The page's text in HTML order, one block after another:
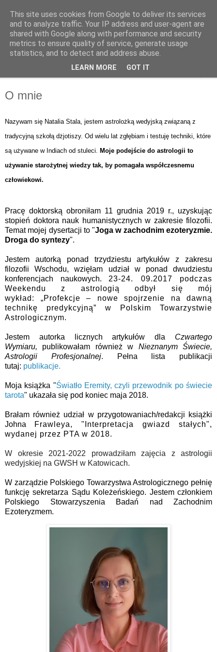
Odcienie Tarota
Tarot. Duchowość. Astrologia. Medytacja.
O mnie
Nazywam się Natalia Stala, jestem astrolożką wedyjską związaną z
tradycyjną szkołą dżjotiszy. Od wielu lat zgłębiam i testuję techniki, które
są używane w Indiach od stuleci.
Moje podejście do astrologii to
używanie starożytnej wiedzy tak, by pomagała współczesnemu
człowiekowi.
Pracę doktorską obroniłam 11 grudnia 2019 r., uzyskując
stopień doktora nauk humanistycznych w zakresie filozofii.
Temat mojej dysertacji to "Joga w zachodnim ezoteryzmie.
Droga do syntezy".
Jestem autorką ponad trzydziestu artykułów z zakresu
filozofii Wschodu, wzięłam udział w ponad dwudziestu
konferencjach naukowych. 23-24. 09.2017 podczas
Weekendu z astrologią odbył się mój
wykład:
„Profekcje – nowe spojrzenie na dawną
technikę predykcyjną” w Polskim Towarzystwie
Astrologicznym.
Jestem autorka licznych artykułów dla Czwartego
Wymiaru, publikowałam również w Nieznanym Świecie,
Astrologii Profesjonalnej. Pełna lista publikacji
tutaj: publikacje.
Moja książka "Światło Eremity, czyli przewodnik po świecie
tarota" ukazała się pod koniec maja 2018.
Brałam również udział w przygotowaniach/redakcji książki
Johna
Frawleya, "Interpretacja gwiazd stałych",
wydanej przez PTA w 2018.
W okresie 2021-2022 prowadziłam zajęcia z astrologii
wedyjskiej na GWSH w Katowicach.
W zarządzie Polskiego Towarzystwa Astrologicznego pełnię
funkcję sekretarza Sądu Koleżeńskiego. Jestem członkiem
Polskiego Stowarzyszenia Badań nad Zachodnim
Ezoteryzmem.
This site uses cookies from Google to deliver its services
and to analyze traffic. Your IP address and user-agent are
shared with Google along with performance and security
metrics to ensure quality of service, generate usage
statistics, and to detect and address abuse.
LEARN MORE GOT IT